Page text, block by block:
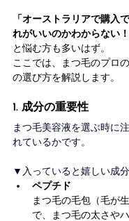
「オーストラリアで購入
れがいいのかわからない！
と悩む方も多いはず。
ここでは、まつ毛のプロ
の選び方を解説します。
1. 成分の重要性
まつ毛美容液を選ぶ時に
れているかです。
▼入っていると嬉しい成
ペプチド
まつ毛の毛包（毛が
で、まつ毛の太さや